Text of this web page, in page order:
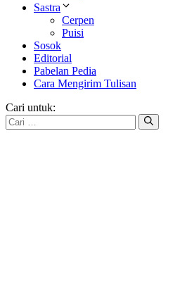
Sastra
Cerpen
Puisi
Sosok
Editorial
Pabelan Pedia
Cara Mengirim Tulisan
Cari untuk: